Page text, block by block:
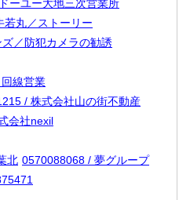
ーユー大地三次営業所
丸／ストーリー
／防犯カメラの勧誘
線営業
/ 株式会社山の街不動産
会社nexil
北 0570088068 / 夢グループ